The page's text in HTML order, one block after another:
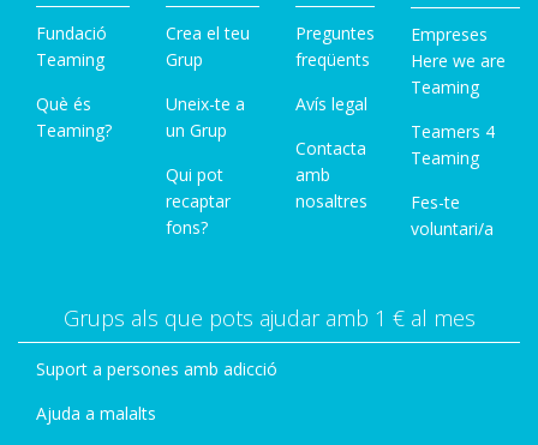
Fundació
Teaming
Què és
Teaming?
Crea el teu
Grup
Uneix-te a
un Grup
Qui pot
recaptar
fons?
Preguntes
freqüents
Avís legal
Contacta
amb
nosaltres
Empreses
Here we are
Teaming
Teamers 4
Teaming
Fes-te
voluntari/a
Grups als que pots ajudar amb 1 € al mes
Suport a persones amb adicció
Ajuda a malalts